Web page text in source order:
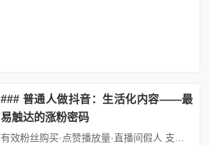
### 普通人做抖音：生活化内容——最
易触达的涨粉密码
有效粉丝购买·点赞播放量·直播间假人 支持：抖音,快手,小红书,视频号,微博,B站,西瓜头条等各类自媒体平台。自助平台： http://www.fs688.com/ 在短视频浪潮席卷全球普通人做抖音，生活化内容最容易涨粉的今天，抖音已成为普通人展示自我、实现价值的舞台。无数创作者涌入其中，渴望通过内容创作获得关注与认可。然而，面对海量信息和激烈竞争，如何找到适合自己的...